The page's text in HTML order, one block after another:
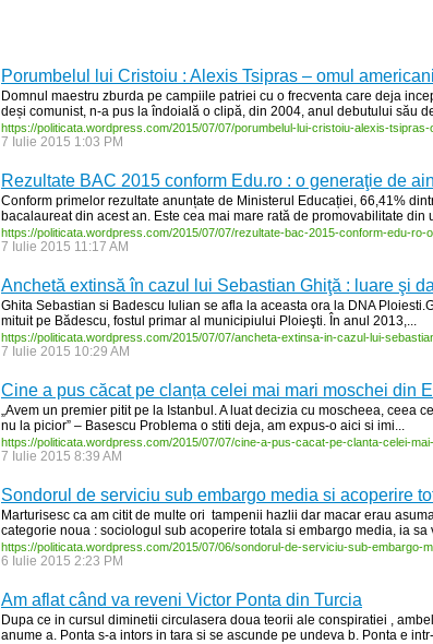
Porumbelul lui Cristoiu : Alexis Tsipras – omul
Domnul maestru zburda pe campiile patriei cu o frecventa care deja
deși comunist, n-a pus la îndoială o clipă, din 2004, anul debutului său
https://politicata.wordpress.com/2015/07/07/porumbelul-lui-cristoiu-alexis-tsipras-
7 Iulie 2015 1:03 PM
Rezultate BAC 2015 conform Edu.ro : o generaţie de
Conform primelor rezultate anunțate de Ministerul Educației, 66,41%
bacalaureat din acest an. Este cea mai mare rată de promovabilitate din
https://politicata.wordpress.com/2015/07/07/rezultate-bac-2015-conform-edu-ro-
7 Iulie 2015 11:17 AM
Anchetă extinsă în cazul lui Sebastian Ghiţă : luare şi
Ghita Sebastian si Badescu Iulian se afla la aceasta ora la DNA
mituit pe Bădescu, fostul primar al municipiului Ploieşti. În anul 2013,...
https://politicata.wordpress.com/2015/07/07/ancheta-extinsa-in-cazul-lui-
7 Iulie 2015 10:29 AM
Cine a pus căcat pe clanța celei mai mari moschei din
„Avem un premier pitit pe la Istanbul. A luat decizia cu moscheea, ceea
nu la picior” – Basescu Problema o stiti deja, am expus-o aici si imi...
https://politicata.wordpress.com/2015/07/07/cine-a-pus-cacat-pe-clanta-celei-mai-
7 Iulie 2015 8:39 AM
Sondorul de serviciu sub embargo media si acoperire
Marturisesc ca am citit de multe ori tampenii hazlii dar macar erau
categorie noua : sociologul sub acoperire totala si embargo media, ia sa
https://politicata.wordpress.com/2015/07/06/sondorul-de-serviciu-sub-embargo-
6 Iulie 2015 2:23 PM
Am aflat când va reveni Victor Ponta din Turcia
Dupa ce in cursul diminetii circulasera doua teorii ale conspiratiei ,
anume a. Ponta s-a intors in tara si se ascunde pe undeva b. Ponta e